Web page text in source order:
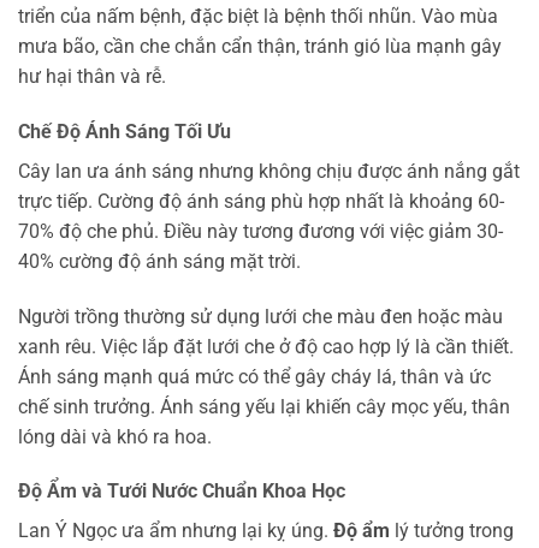
triển của nấm bệnh, đặc biệt là bệnh thối nhũn. Vào mùa
mưa bão, cần che chắn cẩn thận, tránh gió lùa mạnh gây
hư hại thân và rễ.
Chế Độ Ánh Sáng Tối Ưu
Cây lan ưa ánh sáng nhưng không chịu được ánh nắng gắt
trực tiếp. Cường độ ánh sáng phù hợp nhất là khoảng 60-
70% độ che phủ. Điều này tương đương với việc giảm 30-
40% cường độ ánh sáng mặt trời.
Người trồng thường sử dụng lưới che màu đen hoặc màu
xanh rêu. Việc lắp đặt lưới che ở độ cao hợp lý là cần thiết.
Ánh sáng mạnh quá mức có thể gây cháy lá, thân và ức
chế sinh trưởng. Ánh sáng yếu lại khiến cây mọc yếu, thân
lóng dài và khó ra hoa.
Độ Ẩm và Tưới Nước Chuẩn Khoa Học
Lan Ý Ngọc ưa ẩm nhưng lại kỵ úng. Độ ẩm lý tưởng trong